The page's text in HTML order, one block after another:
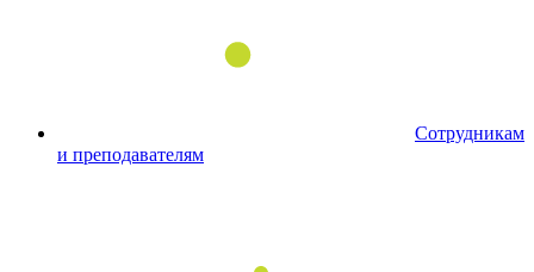
Сотрудникам
и преподавателям